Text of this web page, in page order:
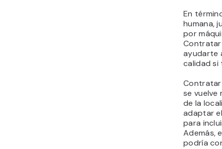
En
humana,
por
ayudarte
calidad si
se vuelve
de la
adaptar
para
Además,
podría